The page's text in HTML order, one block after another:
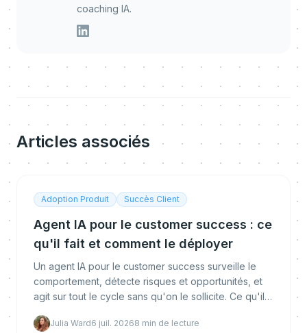
coaching IA.
Articles associés
Adoption Produit Succès Client
Agent IA pour le customer success : ce
qu'il fait et comment le déployer
Un agent IA pour le customer success surveille le
comportement, détecte risques et opportunités, et
agit sur tout le cycle sans qu'on le sollicite. Ce qu'il
remplace les CSM, et comment le déployer et le
Julia Ward6 juil. 20268 min de lecture